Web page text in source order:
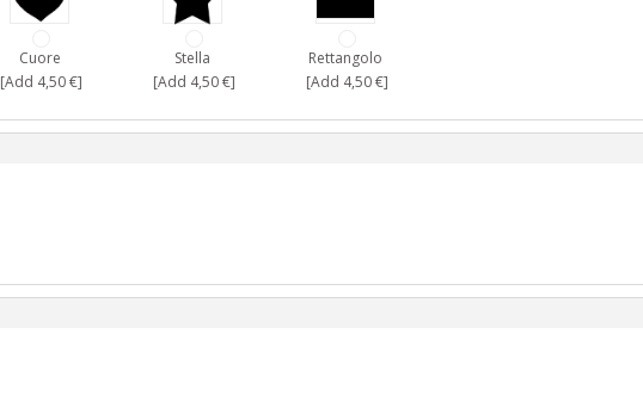
Cuore
[Add 4,50 €]
Stella
[Add 4,50 €]
Rettangolo
[Add 4,50 €]